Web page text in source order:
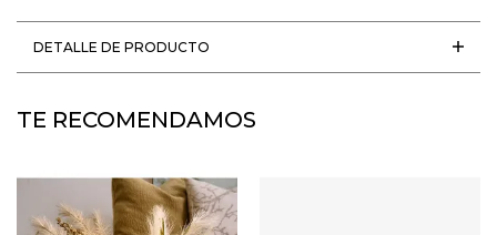
DETALLE DE PRODUCTO
TE RECOMENDAMOS